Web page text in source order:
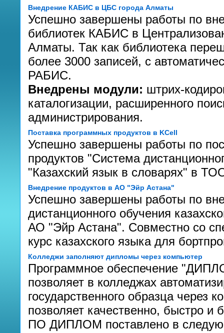
Внедрение КАБИС в ЦБС города Алматы
Успешно завершены работы по
библиотек КАБИС в
Алматы. Так как библиотека
более 3000 записей, с
РАБИС.
Внедрены модули: штрих-
каталогизации, расширенного
администрирования.
Поставка программных продуктов в KCell
Успешно завершены работы по
продуктов "Система
"Казахский язык в словарях" в
Внедрение продуктов в АО "Эйр Астана"
Успешно завершены работы по
дистанционного обучения
АО "Эйр Астана". Совместно со
курс казахского языка для
Колледжи заполняют дипломы через компьютер
Программное обеспечение
позволяет в колледжах
государственного образца через
позволяет качественно, быстро
ПО ДИПЛОМ поставлено в